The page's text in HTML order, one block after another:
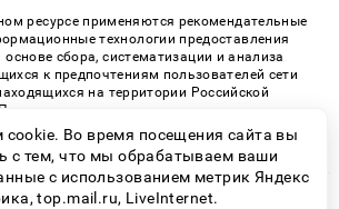
ресурсе применяются рекомендательные
технологии предоставления
сбора, систематизации и анализа
к предпочтениям пользователей сети
на территории Российской
применения рекомендательных
рекламно-обменной сети
«СМИ2» (PDF)
| Все права защищены
Во время посещения сайта вы
с тем, что мы обрабатываем ваши
с использованием метрик Яндекс
top.mail.ru, LiveInternet.